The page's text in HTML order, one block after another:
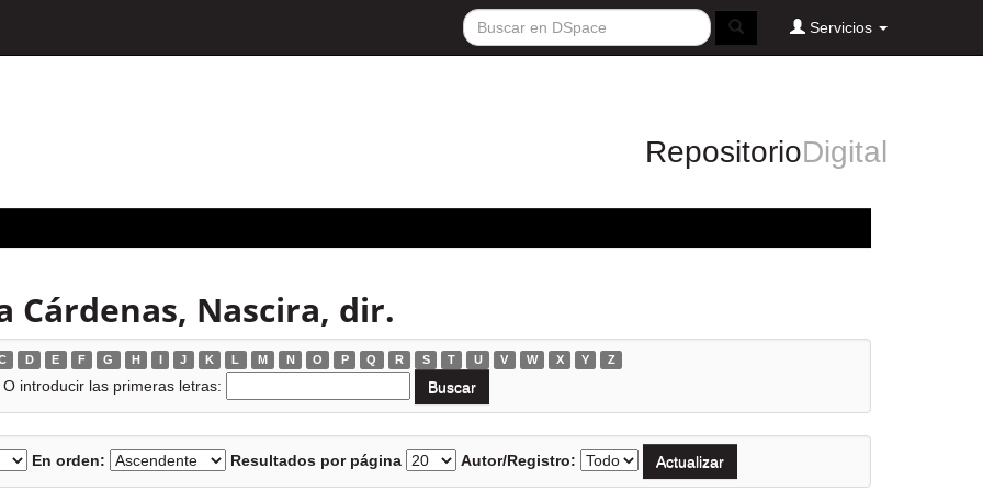
Servicios
RepositorioDigital
Cárdenas, Nascira, dir.
D E F G H I J K L M N O P Q R S T U V W X Y Z
O introducir las primeras letras:
En orden: Resultados por página Autor/Registro: